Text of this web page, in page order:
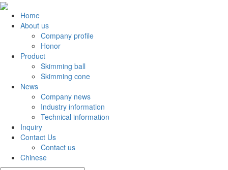
Home
About us
Company profile
Honor
Product
Skimming ball
Skimming cone
News
Company news
Industry information
Technical information
Inquiry
Contact Us
Contact us
Chinese